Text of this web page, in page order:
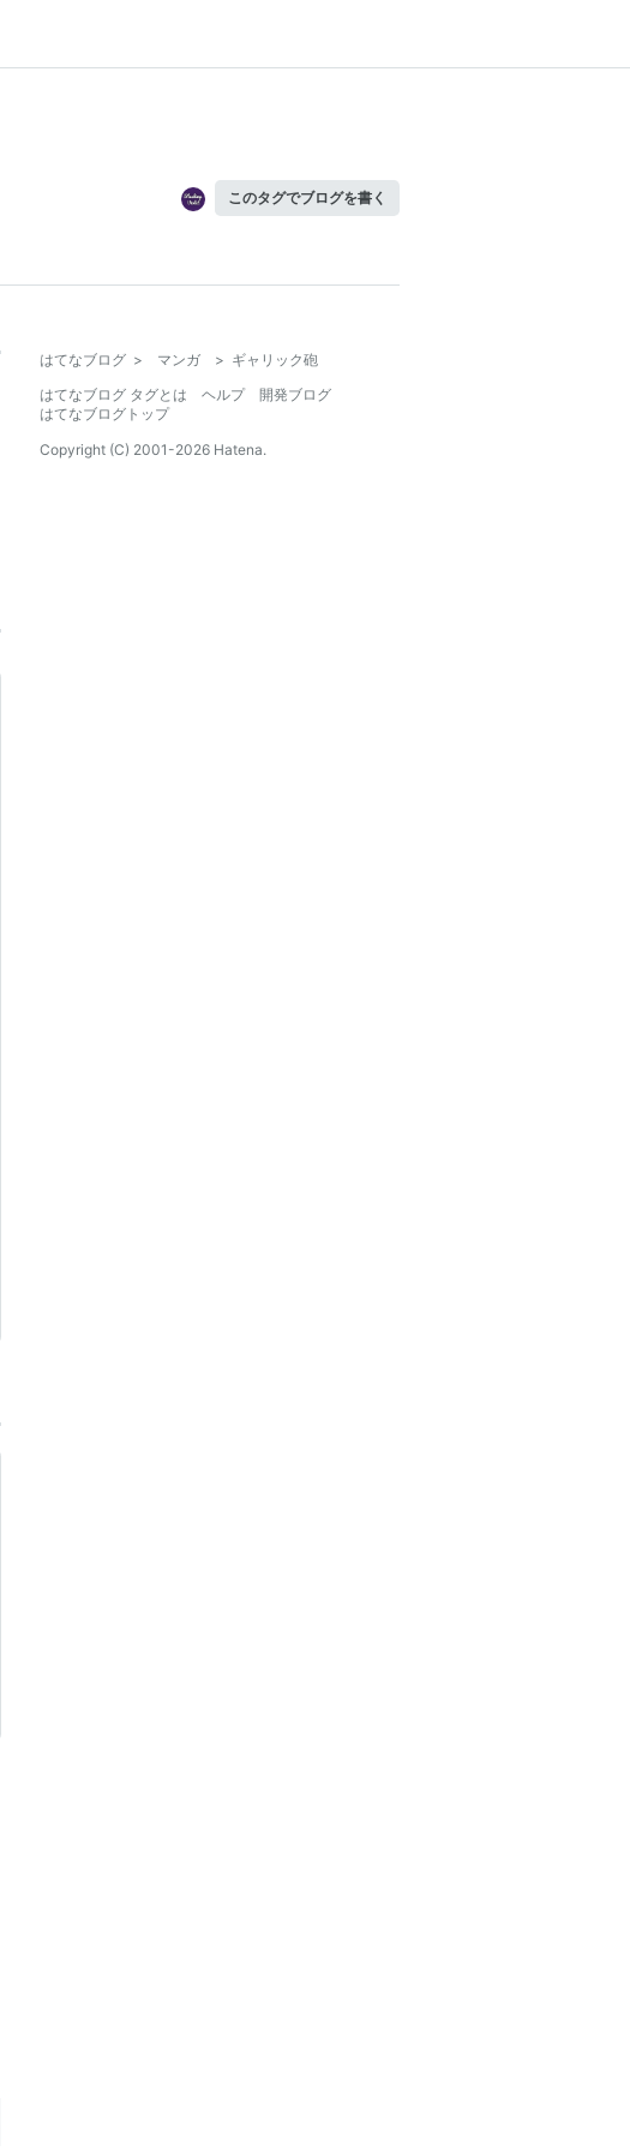
このタグでブログを書く
はてなブログ > マンガ > ギャリック砲
はてなブログ タグとは
ヘルプ
開発ブログ
はてなブログトップ
Copyright (C) 2001-2026 Hatena.